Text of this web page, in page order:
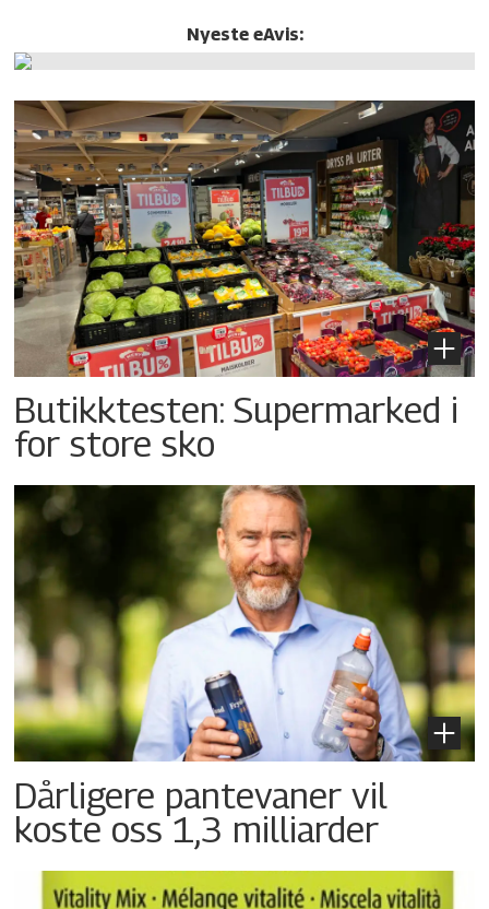
Nyeste eAvis:
Butikktesten: Supermarked i
for store sko
Dårligere pantevaner vil
koste oss 1,3 milliarder